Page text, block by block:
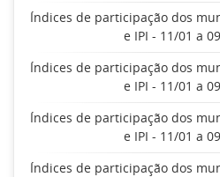
Índices de participação dos
e IPI - 11/01 a
Índices de participação dos
e IPI - 11/01 a
Índices de participação dos
e IPI - 11/01 a
Índices de participação dos